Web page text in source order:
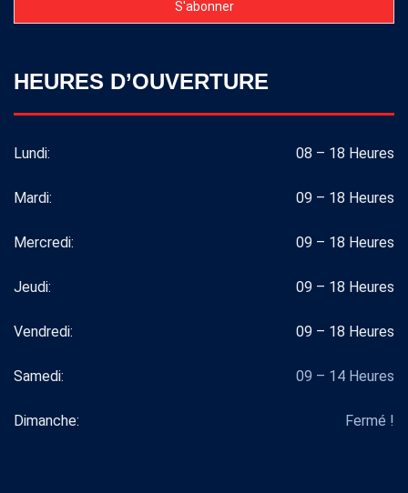
HEURES D’OUVERTURE
Lundi: 08 – 18 Heures
Mardi: 09 – 18 Heures
Mercredi: 09 – 18 Heures
Jeudi: 09 – 18 Heures
Vendredi: 09 – 18 Heures
Samedi: 09 – 14 Heures
Dimanche: Fermé !